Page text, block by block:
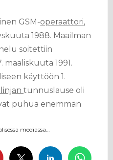
GSM-operaattori,
1988. Maailman
soitettiin
maaliskuuta 1991.
käyttöön 1.
tunnuslause oli
puhua enemmän
mediassa…